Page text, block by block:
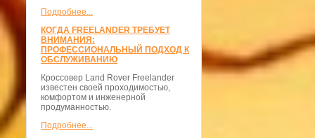
Подробнее...
КОГДА FREELANDER ТРЕБУЕТ
ВНИМАНИЯ:
ПРОФЕССИОНАЛЬНЫЙ ПОДХОД К
ОБСЛУЖИВАНИЮ
Кроссовер Land Rover Freelander
известен своей проходимостью,
комфортом и инженерной
продуманностью.
Подробнее...